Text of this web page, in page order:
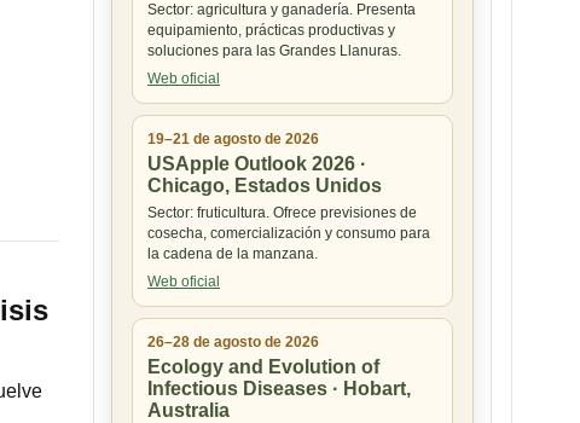
Sector: agricultura y ganadería. Presenta
equipamiento, prácticas productivas y
soluciones para las Grandes Llanuras.
Web oficial
19–21 de agosto de 2026
USApple Outlook 2026 ·
Chicago, Estados Unidos
Sector: fruticultura. Ofrece previsiones de
cosecha, comercialización y consumo para
la cadena de la manzana.
Web oficial
26–28 de agosto de 2026
Ecology and Evolution of
Infectious Diseases · Hobart,
Australia